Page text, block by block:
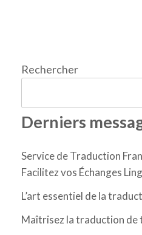
Rechercher
Derniers
Service de Traduction
Facilitez vos Échanges
L’art essentiel de la
Maîtrisez la traduction de